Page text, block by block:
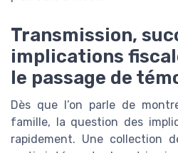
Transmission,
implications
le passage de
Dès que l’on parle de
famille, la question des
rapidement. Une collection